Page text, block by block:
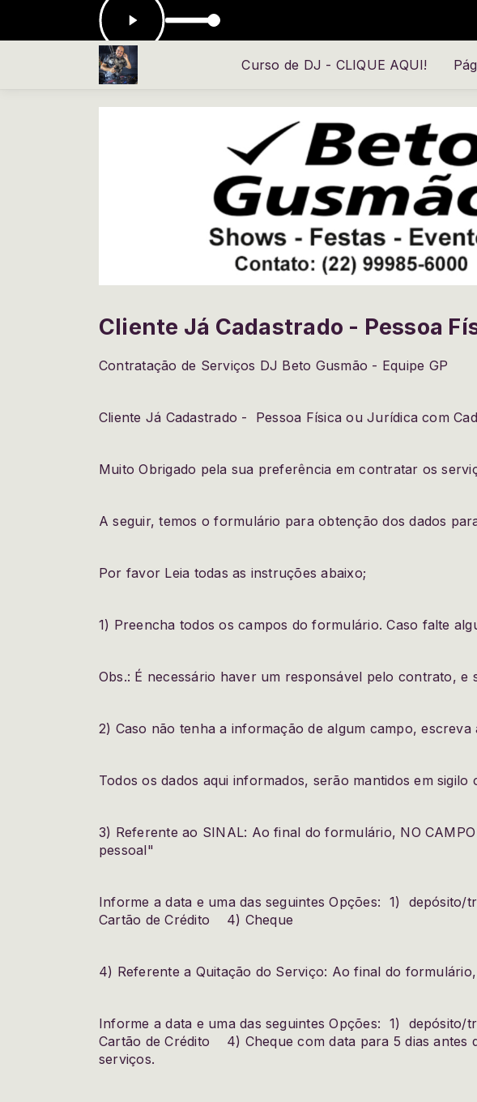
Tommy Stay Away
Curso de DJ - CLIQUE AQUI!
Cliente Já Cadastrado - Pessoa
Contratação de Serviços DJ Beto Gusmão - Equipe GP
Cliente Já Cadastrado - Pessoa Física ou Jurídica com
Muito Obrigado pela sua preferência em contratar os
A seguir, temos o formulário para obtenção dos dados
Por favor Leia todas as instruções abaixo;
1) Preencha todos os campos do formulário. Caso falte
Obs.: É necessário haver um responsável pelo contrato, e
2) Caso não tenha a informação de algum campo,
Todos os dados aqui informados, serão mantidos em
3) Referente ao SINAL: Ao final do formulário, NO
pessoal"
Informe a data e uma das seguintes Opções: 1)
Cartão de Crédito 4) Cheque
4) Referente a Quitação do Serviço: Ao final do
Informe a data e uma das seguintes Opções: 1)
Cartão de Crédito 4) Cheque com data para 5 dias antes
serviços.